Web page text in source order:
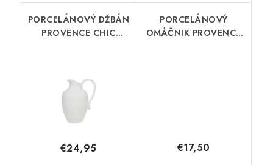
PORCELÁNOVÝ DŽBÁN
PROVENCE CHIC
€24,95
PORCELÁNOVÝ
OMÁČNIK PROVENCE
€17,50